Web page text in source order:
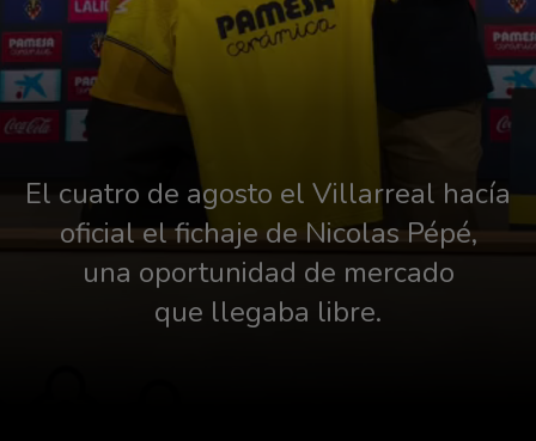
El cuatro de agosto el Villarreal hacía
oficial el fichaje de Nicolas Pépé,
una oportunidad de mercado
que llegaba libre.